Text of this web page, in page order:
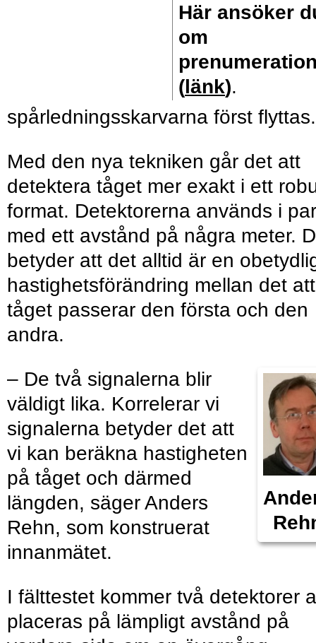
Här ansöker
om
(länk).
spårledningsskarvarna först flyttas.
Med den nya tekniken går det att
detektera tåget mer exakt i ett
format. Detektorerna används i
med ett avstånd på några meter.
betyder att det alltid är en
hastighetsförändring mellan det att
tåget passerar den första och den
andra.
– De två signalerna blir
väldigt lika. Korrelerar vi
signalerna betyder det att
vi kan beräkna hastigheten
på tåget och därmed
längden, säger Anders
Rehn, som konstruerat
innanmätet.
I fälttestet kommer två detektorer
placeras på lämpligt avstånd på